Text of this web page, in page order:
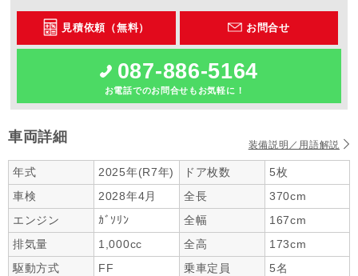
見積依頼（無料） お問合せ
087-886-5164
お電話でのお問合せもお気軽に！
車両詳細 装備説明／用語解説
年式 2025年(R7年) ドア枚数
5枚
車検
2028年4月 全長
370cm
エンジン
ｶﾞｿﾘﾝ 全幅
167cm
排気量
1,000cc 全高
173cm
駆動方式
FF 乗車定員
5名